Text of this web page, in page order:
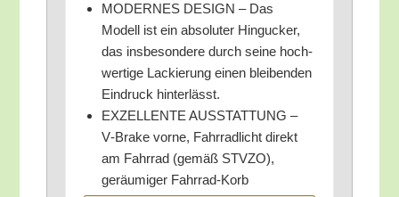
MODERNES DESIGN – Das
Modell ist ein abso­lu­ter Hin­gu­cker,
das ins­be­son­de­re durch sei­ne hoch­
wer­ti­ge Lackie­rung einen blei­ben­den
Ein­druck hinterlässt.
EXZELLENTE AUSSTATTUNG –
V‑Brake vor­ne, Fahr­rad­licht direkt
am Fahr­rad (gemäß STVZO),
geräu­mi­ger Fahrrad-Korb